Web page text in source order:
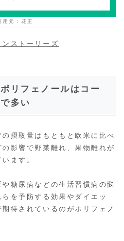
用元：花王
ストーリーズ
リフェノールはコー
多い
摂取量はもともと欧米に比べ
影響で野菜離れ、果物離れが
ます。
糖尿病などの生活習慣病の悩
を予防する効果やダイエッ
待されているのがポリフェノ